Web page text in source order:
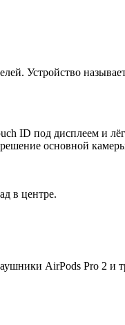
Устройство
ID под дисплеем и
основной
в центре.
AirPods Pro 2 и